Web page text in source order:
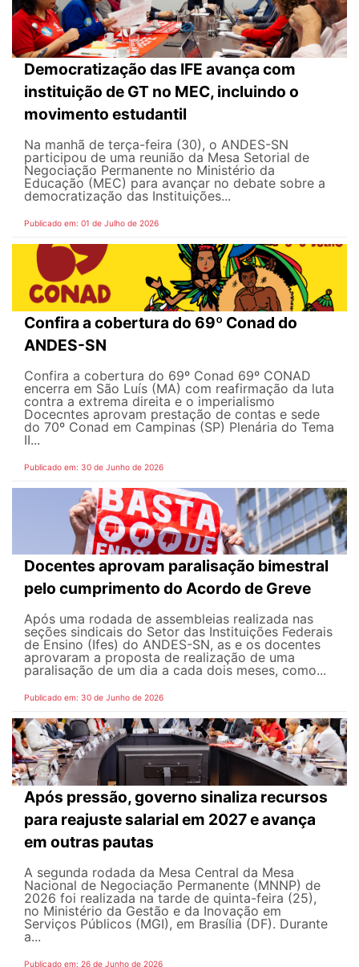
Democratização das IFE avança com
instituição de GT no MEC, incluindo o
movimento estudantil
Na manhã de terça-feira (30), o ANDES-SN
participou de uma reunião da Mesa Setorial de
Negociação Permanente no Ministério da
Educação (MEC) para avançar no debate sobre a
democratização das Instituições...
Publicado em: 01 de Julho de 2026
Confira a cobertura do 69º Conad do
ANDES-SN
Confira a cobertura do 69º Conad 69º CONAD
encerra em São Luís (MA) com reafirmação da luta
contra a extrema direita e o imperialismo
Docecntes aprovam prestação de contas e sede
do 70º Conad em Campinas (SP) Plenária do Tema
II...
Publicado em: 30 de Junho de 2026
Docentes aprovam paralisação bimestral
pelo cumprimento do Acordo de Greve
Após uma rodada de assembleias realizada nas
seções sindicais do Setor das Instituições Federais
de Ensino (Ifes) do ANDES-SN, as e os docentes
aprovaram a proposta de realização de uma
paralisação de um dia a cada dois meses, como...
Publicado em: 30 de Junho de 2026
Após pressão, governo sinaliza recursos
para reajuste salarial em 2027 e avança
em outras pautas
A segunda rodada da Mesa Central da Mesa
Nacional de Negociação Permanente (MNNP) de
2026 foi realizada na tarde de quinta-feira (25),
no Ministério da Gestão e da Inovação em
Serviços Públicos (MGI), em Brasília (DF). Durante
a...
Publicado em: 26 de Junho de 2026